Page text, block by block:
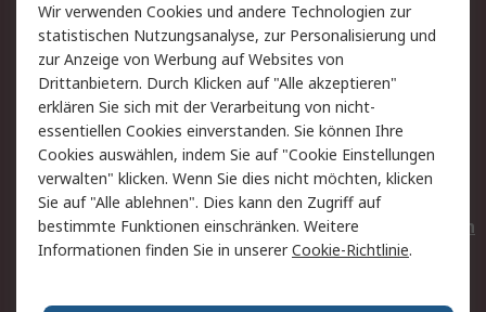
Rücksendungen
Kontakt
Hilfe
Privatkunden
Rechtliches
AGB
Datenschutz
Cookie-Richtlinie
Zahlungsbedingungen
Copyright/Impressum
Entsorgung
Elektrogeräte/Batterien
Wir verwenden Cookies und andere Technologien zur
statistischen Nutzungsanalyse, zur Personalisierung und
zur Anzeige von Werbung auf Websites von
Drittanbietern. Durch Klicken auf "Alle akzeptieren"
erklären Sie sich mit der Verarbeitung von nicht-
essentiellen Cookies einverstanden. Sie können Ihre
Cookies auswählen, indem Sie auf "Cookie Einstellungen
verwalten" klicken. Wenn Sie dies nicht möchten, klicken
Sie auf "Alle ablehnen". Dies kann den Zugriff auf
bestimmte Funktionen einschränken. Weitere
Informationen finden Sie in unsererCookie-Richtlinie.